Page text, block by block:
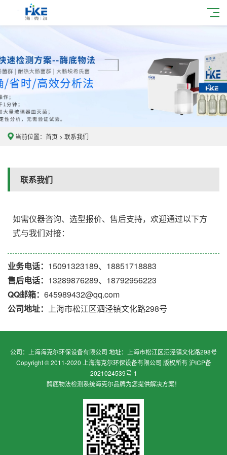
当前位置： 首页 > 联系我们
联系我们
如需仪器咨询、选型报价、售后支持，欢迎通过以下方
式与我们对接：
业务电话： 15091323189、18851718883
售后电话： 13289876289、18792956223
QQ邮箱： 645989432@qq.com
公司地址：
上海市松江区泗泾镇文化路298号
公司：上海海克尔环保设备有限公司 地址：上海市松江区泗泾镇文化路298号
Copyright © 2011-2020 上海海克尔环保设备有限公司 版权所有沪ICP备
2021024539号-1
酶底物法检测系统海克尔品牌为您提供解决方案！